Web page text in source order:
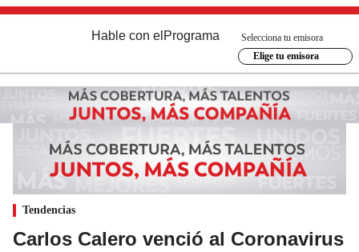
Hable con el Programa
Selecciona tu emisora
Elige tu emisora
Tendencias
Carlos Calero venció al Coronavirus